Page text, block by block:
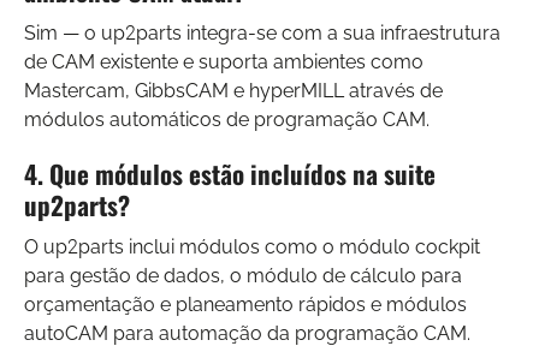
Sim — o up2parts integra-se com a sua infraestrutura
de CAM existente e suporta ambientes como
Mastercam, GibbsCAM e hyperMILL através de
módulos automáticos de programação CAM.
4. Que módulos estão incluídos na suite
up2parts?
O up2parts inclui módulos como o módulo cockpit
para gestão de dados, o módulo de cálculo para
orçamentação e planeamento rápidos e módulos
autoCAM para automação da programação CAM.